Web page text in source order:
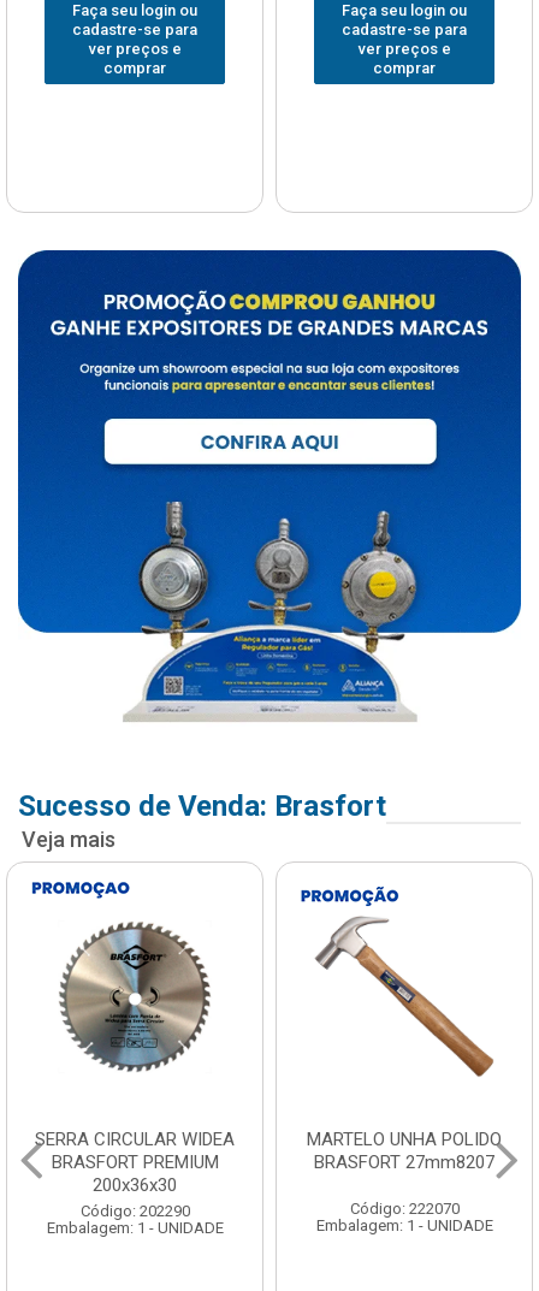
Faça seu login ou
cadastre-se para
ver preços e
comprar
Faça seu login ou
cadastre-se para
ver preços e
comprar
Sucesso de Venda: Brasfort
Veja mais
SERRA CIRCULAR WIDEA
BRASFORT PREMIUM
200x36x30
Código: 202290
Embalagem: 1 - UNIDADE
MARTELO UNHA POLIDO
BRASFORT 27mm8207
Código: 222070
Embalagem: 1 - UNIDADE